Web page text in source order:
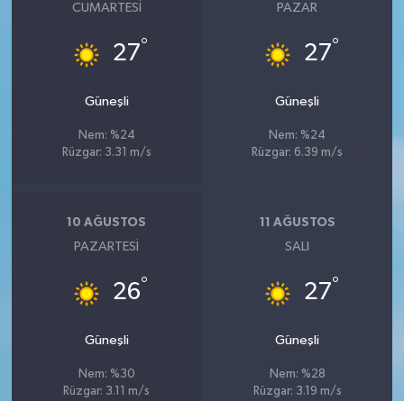
CUMARTESI
27°
Güneşli
Nem: %24
Rüzgar: 3.31 m/s
PAZAR
27°
Güneşli
Nem: %24
Rüzgar: 6.39 m/s
10 AĞUSTOS
PAZARTESI
26°
Güneşli
Nem: %30
Rüzgar: 3.11 m/s
11 AĞUSTOS
SALI
27°
Güneşli
Nem: %28
Rüzgar: 3.19 m/s